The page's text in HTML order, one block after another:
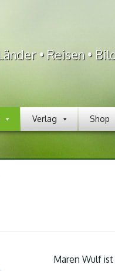
• Reisen •
Verlag Shop
Maren Wulf